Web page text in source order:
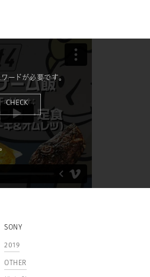
ードが必要です。
CHECK
SONY
2019
OTHER